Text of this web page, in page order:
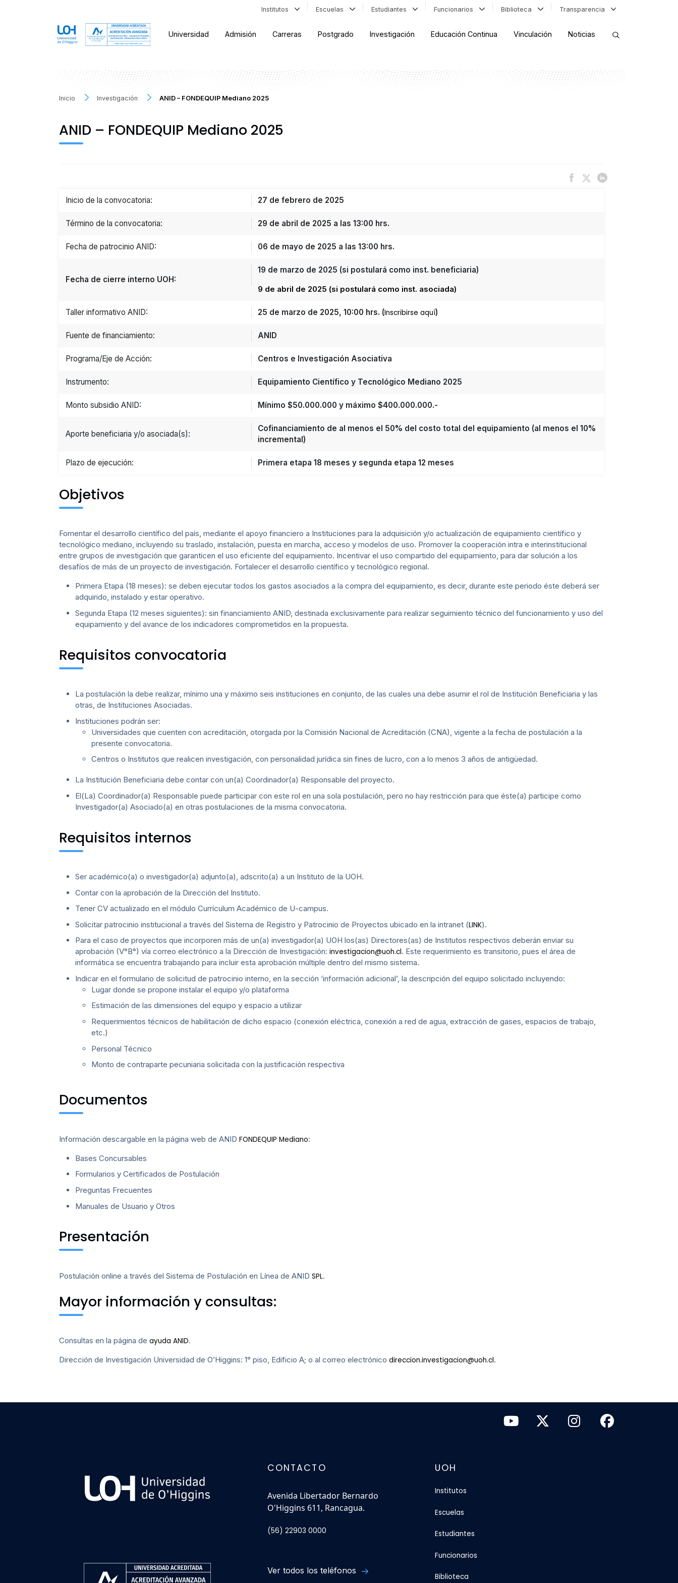
Institutos Escuelas Estudiantes Funcionarios Biblioteca Transparencia
Universidad Admisión Carreras Postgrado Investigación Educación Continua Vinculación Noticias
Inicio Investigación ANID – FONDEQUIP Mediano 2025
ANID – FONDEQUIP Mediano 2025
Inicio de la convocatoria: 27 de febrero de 2025
Término de la convocatoria: 29 de abril de 2025 a las 13:00 hrs.
Fecha de patrocinio ANID: 06 de mayo de 2025 a las 13:00 hrs.
Fecha de cierre interno UOH:
19 de marzo de 2025 (si postulará como inst. beneficiaria)
9 de abril de 2025 (si postulará como inst. asociada)
Taller informativo ANID: 25 de marzo de 2025, 10:00 hrs. (Inscribirse aquí)
Fuente de financiamiento: ANID
Programa/Eje de Acción: Centros e Investigación Asociativa
Instrumento: Equipamiento Científico y Tecnológico Mediano 2025
Monto subsidio ANID: Mínimo $50.000.000 y máximo $400.000.000.-
Aporte beneficiaria y/o asociada(s):
Cofinanciamiento de al menos el 50% del costo total del equipamiento (al menos el 10%
incremental)
Plazo de ejecución: Primera etapa 18 meses y segunda etapa 12 meses
Objetivos
Fomentar el desarrollo científico del país, mediante el apoyo financiero a Instituciones para la adquisición y/o actualización de equipamiento científico y
tecnológico mediano, incluyendo su traslado, instalación, puesta en marcha, acceso y modelos de uso. Promover la cooperación intra e interinstitucional
entre grupos de investigación que garanticen el uso eficiente del equipamiento. Incentivar el uso compartido del equipamiento, para dar solución a los
desafíos de más de un proyecto de investigación. Fortalecer el desarrollo científico y tecnológico regional.
Primera Etapa (18 meses): se deben ejecutar todos los gastos asociados a la compra del equipamiento, es decir, durante este periodo éste deberá ser
adquirido, instalado y estar operativo.
Segunda Etapa (12 meses siguientes): sin financiamiento ANID, destinada exclusivamente para realizar seguimiento técnico del funcionamiento y uso del
equipamiento y del avance de los indicadores comprometidos en la propuesta.
Requisitos convocatoria
La postulación la debe realizar, mínimo una y máximo seis instituciones en conjunto, de las cuales una debe asumir el rol de Institución Beneficiaria y las
otras, de Instituciones Asociadas.
Instituciones podrán ser:
Universidades que cuenten con acreditación, otorgada por la Comisión Nacional de Acreditación (CNA), vigente a la fecha de postulación a la
presente convocatoria.
Centros o Institutos que realicen investigación, con personalidad jurídica sin fines de lucro, con a lo menos 3 años de antigüedad.
La Institución Beneficiaria debe contar con un(a) Coordinador(a) Responsable del proyecto.
El(La) Coordinador(a) Responsable puede participar con este rol en una sola postulación, pero no hay restricción para que éste(a) participe como
Investigador(a) Asociado(a) en otras postulaciones de la misma convocatoria.
Requisitos internos
Ser académico(a) o investigador(a) adjunto(a), adscrito(a) a un Instituto de la UOH.
Contar con la aprobación de la Dirección del Instituto.
Tener CV actualizado en el módulo Currículum Académico de U-campus.
Solicitar patrocinio institucional a través del Sistema de Registro y Patrocinio de Proyectos ubicado en la intranet (LINK).
Para el caso de proyectos que incorporen más de un(a) investigador(a) UOH los(as) Directores(as) de Institutos respectivos deberán enviar su
aprobación (V°B°) vía correo electrónico a la Dirección de Investigación: investigacion@uoh.cl. Este requerimiento es transitorio, pues el área de
informática se encuentra trabajando para incluir esta aprobación múltiple dentro del mismo sistema.
Indicar en el formulario de solicitud de patrocinio interno, en la sección ‘información adicional’, la descripción del equipo solicitado incluyendo:
Lugar donde se propone instalar el equipo y/o plataforma
Estimación de las dimensiones del equipo y espacio a utilizar
Requerimientos técnicos de habilitación de dicho espacio (conexión eléctrica, conexión a red de agua, extracción de gases, espacios de trabajo,
etc.)
Personal Técnico
Monto de contraparte pecuniaria solicitada con la justificación respectiva
Documentos
Información descargable en la página web de ANID FONDEQUIP Mediano:
Bases Concursables
Formularios y Certificados de Postulación
Preguntas Frecuentes
Manuales de Usuario y Otros
Presentación
Postulación online a través del Sistema de Postulación en Línea de ANID SPL.
Mayor información y consultas:
Consultas en la página de ayuda ANID.
Dirección de Investigación Universidad de O’Higgins: 1° piso, Edificio A; o al correo electrónico direccion.investigacion@uoh.cl.
CONTACTO
Avenida Libertador Bernardo
O'Higgins 611, Rancagua.
(56) 22903 0000
Ver todos los teléfonos
UOH
Institutos
Escuelas
Estudiantes
Funcionarios
Biblioteca